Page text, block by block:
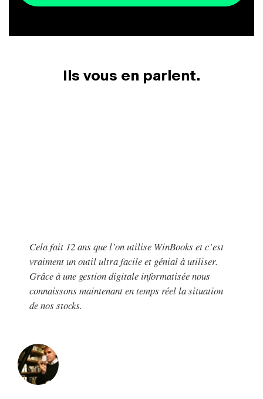
Ils vous en parlent.
Cela fait 12 ans que l’on utilise WinBooks et c’est
vraiment un outil ultra facile et génial à utiliser.
Grâce à une gestion digitale informatisée nous
connaissons maintenant en temps réel la situation
de nos stocks.